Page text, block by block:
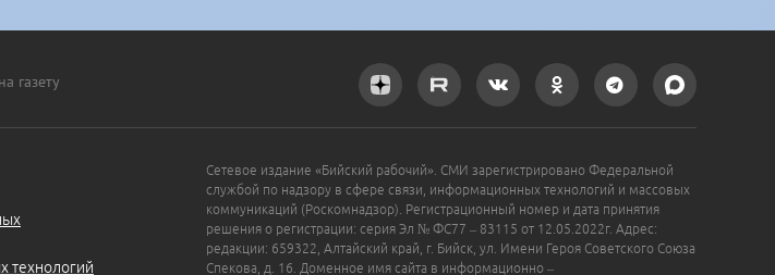
газету
технологий
Сетевое издание «Бийский рабочий». СМИ зарегистрировано Федеральной
службой по надзору в сфере связи, информационных технологий и массовых
коммуникаций (Роскомнадзор). Регистрационный номер и дата принятия
решения о регистрации: серия Эл № ФС77 – 83115 от 12.05.2022г. Адрес:
редакции: 659322, Алтайский край, г. Бийск, ул. Имени Героя Советского Союза
Спекова, д. 16. Доменное имя сайта в информационно –